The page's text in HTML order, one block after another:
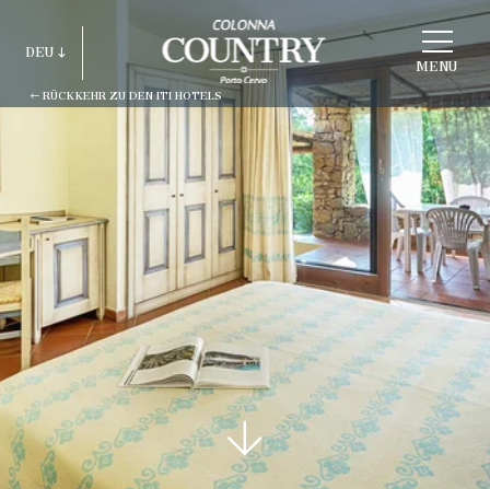
MENU
RÜCKKEHR ZU DEN ITI HOTELS
DEU
WÄHLEN